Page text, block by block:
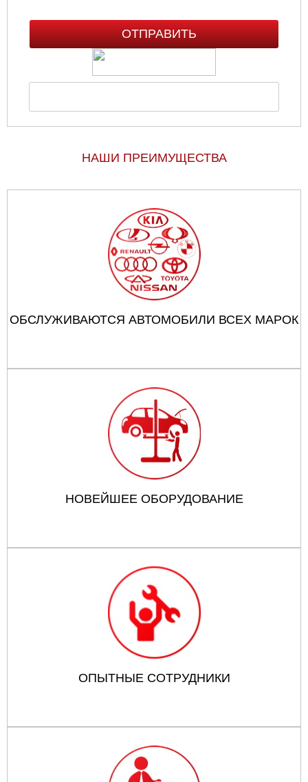
НАШИ ПРЕИМУЩЕСТВА
ОБСЛУЖИВАЮТСЯ АВТОМОБИЛИ ВСЕХ МАРОК
НОВЕЙШЕЕ ОБОРУДОВАНИЕ
ОПЫТНЫЕ СОТРУДНИКИ